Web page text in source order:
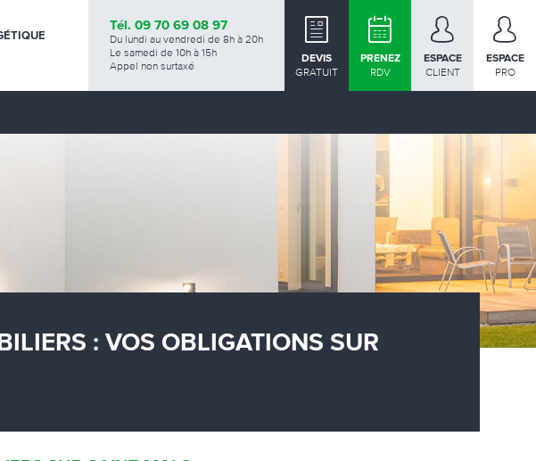
Tél. 09 70 69 08 97
Du lundi au vendredi de 8h à 20h
Le samedi de 10h à 15h
Appel non surtaxé
DEVIS
GRATUIT
PRENEZ
RDV
ESPACE
CLIENT
ESPACE
PRO
: VOS OBLIGATIONS SUR